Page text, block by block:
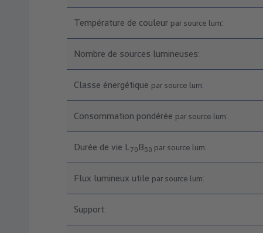
Température de couleur par source lum:
Nombre de sources lumineuses:
Classe énergétique par source lum:
Consommation pondérée par source lum:
Durée de vie L70 B50 par source lum:
Flux lumineux utile par source lum:
Support: